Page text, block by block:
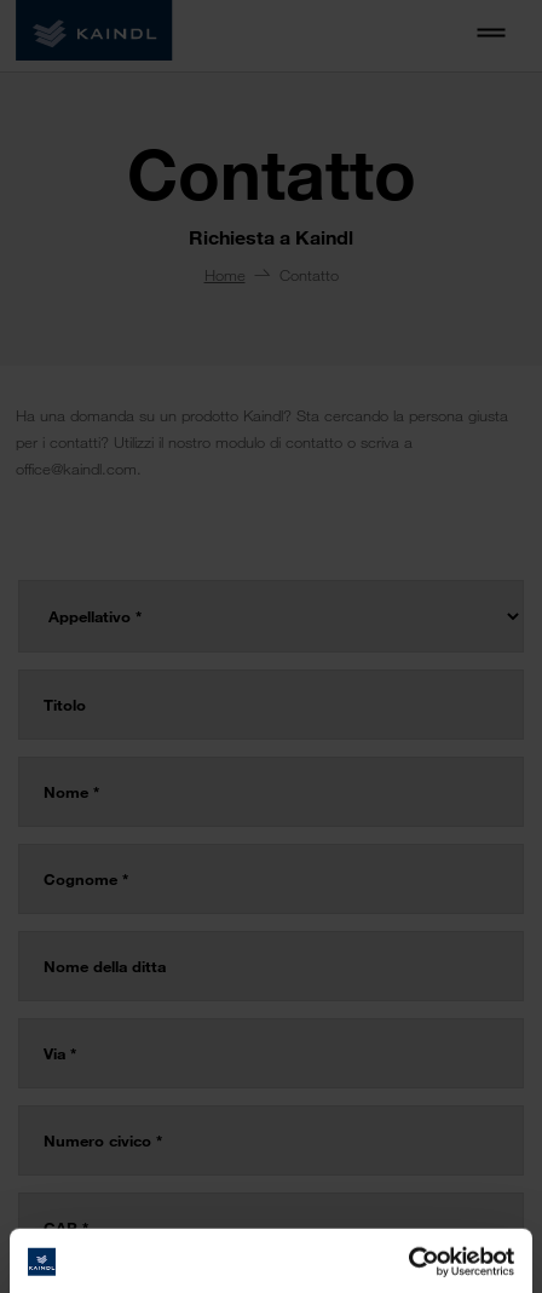
Contatto
Richiesta a Kaindl
Home Contatto
Ha una domanda su un prodotto Kaindl? Sta cercando la persona giusta
per i contatti? Utilizzi il nostro modulo di contatto o scriva a
office@kaindl.com.